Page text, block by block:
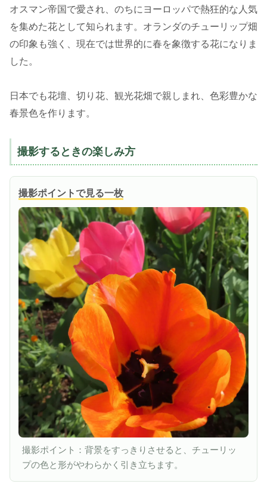
オスマン帝国で愛され、のちにヨーロッパで熱狂的な人気
を集めた花として知られます。オランダのチューリップ畑
の印象も強く、現在では世界的に春を象徴する花になりま
した。
日本でも花壇、切り花、観光花畑で親しまれ、色彩豊かな
春景色を作ります。
撮影するときの楽しみ方
撮影ポイントで見る一枚
撮影ポイント：背景をすっきりさせると、チューリッ
プの色と形がやわらかく引き立ちます。